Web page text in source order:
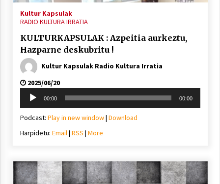
Kultur Kapsulak
RADIO KULTURA IRRATIA
KULTURKAPSULAK : Azpeitia aurkeztu,
Hazparne deskubritu !
Kultur Kapsulak Radio Kultura Irratia
2025/06/20
Soinu
erreproduzigailua
00:00 00:00
Podcast: Play in new window| Download
Harpidetu: Email| RSS | More